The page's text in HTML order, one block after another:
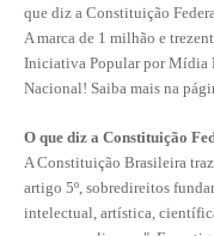
APOSENTADORIA
CONVÊNIOS
PLANO DE SAÚDE
SEESPPREV
que diz a Constituição
A marca de 1 milhão e
Iniciativa Popular por Mídia
Nacional! Saiba mais na
O que diz a Constituição
A Constituição Brasileira
artigo 5º, sobredireitos
intelectual, artística,